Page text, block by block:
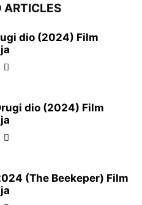
ARTICLES
dio (2024) Film
dio (2024) Film
(The Beekeper) Film